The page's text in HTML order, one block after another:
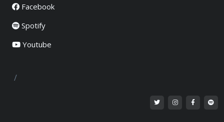
Facebook
Spotify
Youtube
/